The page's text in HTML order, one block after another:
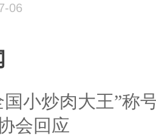
06
国小炒肉大王”称
会回应